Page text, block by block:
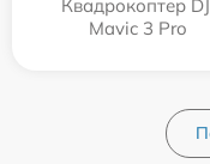
Квадрокоптер
Mavic 3 Pro